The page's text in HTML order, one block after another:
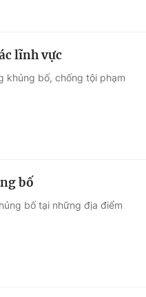
lĩnh vực
khủng bố, chống tội phạm
bố
bố tại những địa điểm